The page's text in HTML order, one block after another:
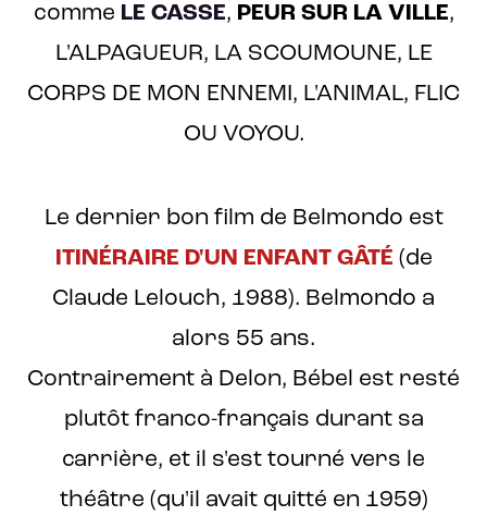
comme LE CASSE, PEUR SUR LA VILLE,
L'ALPAGUEUR, LA SCOUMOUNE, LE
CORPS DE MON ENNEMI, L'ANIMAL, FLIC
OU VOYOU.
Le dernier bon film de Belmondo est
ITINÉRAIRE D'UN ENFANT GÂTÉ (de
Claude Lelouch, 1988). Belmondo a
alors 55 ans.
Contrairement à Delon, Bébel est resté
plutôt franco-français durant sa
carrière, et il s'est tourné vers le
théâtre (qu'il avait quitté en 1959)